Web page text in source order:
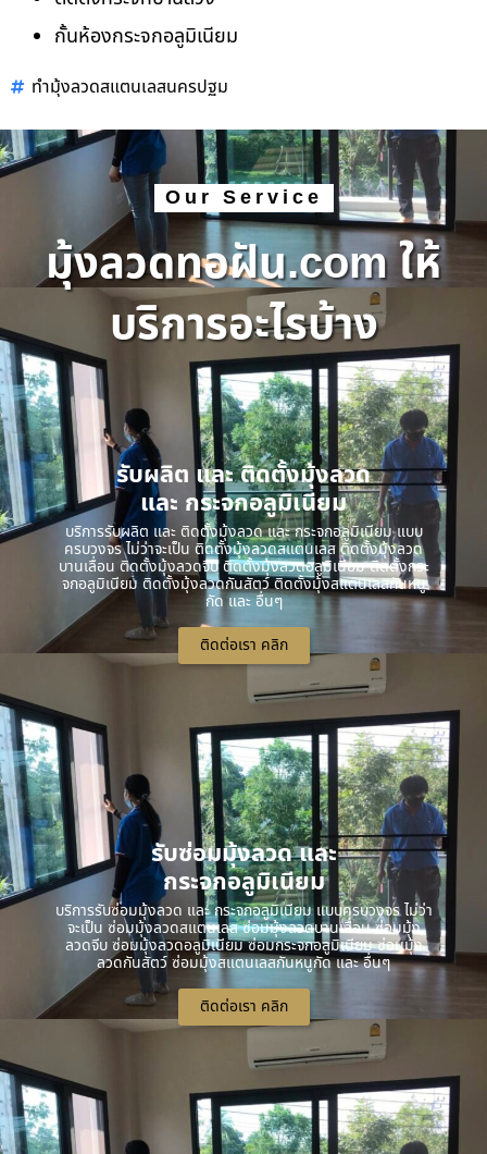
กั้นห้องกระจกอลูมิเนียม
ทำมุ้งลวดสแตนเลสนครปฐม
Our Service
มุ้งลวดทอฝัน.com ให้
บริการอะไรบ้าง
รับผลิต และ ติดตั้งมุ้งลวด
และ กระจกอลูมิเนียม
บริการรับผลิต และ ติดตั้งมุ้งลวด และ กระจกอลูมิเนียม แบบ
ครบวงจร ไม่ว่าจะเป็น ติดตั้งมุ้งลวดสแตนเลส ติดตั้งมุ้งลวด
บานเลื่อน ติดตั้งมุ้งลวดจีบ ติดตั้งมุ้งลวดอลูมิเนียม ติดตั้งกระ
จกอลูมิเนียม ติดตั้งมุ้งลวดกันสัตว์ ติดตั้งมุ้งสแตนเลสกันหนู
กัด และ อื่นๆ
ติดต่อเรา คลิก
รับซ่อมมุ้งลวด และ
กระจกอลูมิเนียม
บริการรับซ่อมมุ้งลวด และ กระจกอลูมิเนียม แบบครบวงจร ไม่ว่า
จะเป็น ซ่อมมุ้งลวดสแตนเลส ซ่อมมุ้งลวดบานเลื่อน ซ่อมมุ้ง
ลวดจีบ ซ่อมมุ้งลวดอลูมิเนียม ซ่อมกระจกอลูมิเนียม ซ่อมมุ้ง
ลวดกันสัตว์ ซ่อมมุ้งสแตนเลสกันหนูกัด และ อื่นๆ
ติดต่อเรา คลิก